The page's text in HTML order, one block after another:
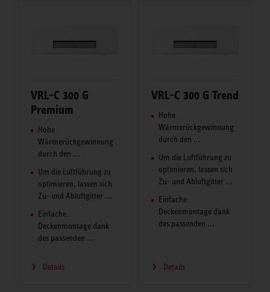
VRL-C 300 G
Premium
Hohe
Wärmerückgewinnung
durch den ...
Um die Luftführung zu
optimieren, lassen sich
Zu- und Abluftgitter ...
Einfache
Deckenmontage dank
des passenden ...
Details
VRL-C 300 G Trend
Hohe
Wärmerückgewinnung
durch den ...
Um die Luftführung zu
optimieren, lassen sich
Zu- und Abluftgitter ...
Einfache
Deckenmontage dank
des passenden ...
Details